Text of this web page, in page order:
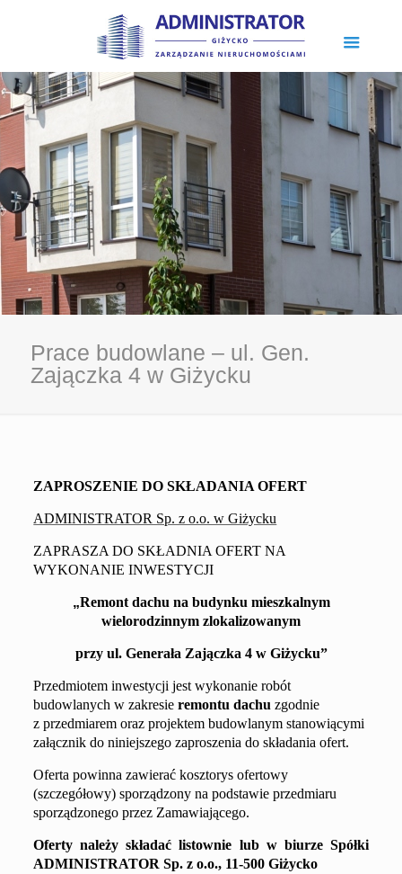
Prace budowlane – ul. Gen.
Zajączka 4 w Giżycku
ZAPROSZENIE DO SKŁADANIA OFERT
ADMINISTRATOR Sp. z o.o. w Giżycku
ZAPRASZA DO SKŁADNIA OFERT NA
WYKONANIE INWESTYCJI
„Remont dachu na budynku mieszkalnym
wielorodzinnym zlokalizowanym
przy ul. Generała Zajączka 4 w Giżycku”
Przedmiotem inwestycji jest wykonanie robót
budowlanych w zakresieremontudachuzgodnie
z przedmiaremoraz projektem budowlanymstanowiącymi
załącznik do niniejszego zaproszenia do składania ofert.
Oferta powinna zawierać kosztorys ofertowy
(szczegółowy) sporządzony na podstawie przedmiaru
sporządzonego przez Zamawiającego.
Oferty należy składaćlistownie lub w biurze Spółki
ADMINISTRATORSp. z o.o., 11-500 Giżycko